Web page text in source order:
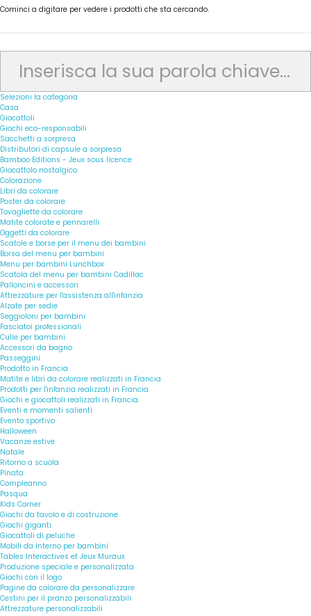
Cominci a digitare per vedere i prodotti che sta cercando.
Selezioni la categoria
Casa
Giocattoli
Giochi eco-responsabili
Sacchetti a sorpresa
Distributori di capsule a sorpresa
Bamboo Editions - Jeux sous licence
Giocattolo nostalgico
Colorazione
Libri da colorare
Poster da colorare
Tovagliette da colorare
Matite colorate e pennarelli
Oggetti da colorare
Scatole e borse per il menu dei bambini
Borsa del menu per bambini
Menu per bambini Lunchbox
Scatola del menu per bambini Cadillac
Palloncini e accessori
Attrezzature per l'assistenza all'infanzia
Alzate per sedie
Seggioloni per bambini
Fasciatoi professionali
Culle per bambini
Accessori da bagno
Passeggini
Prodotto in Francia
Matite e libri da colorare realizzati in Francia
Prodotti per l'infanzia realizzati in Francia
Giochi e giocattoli realizzati in Francia
Eventi e momenti salienti
Evento sportivo
Halloween
Vacanze estive
Natale
Ritorno a scuola
Pinata
Compleanno
Pasqua
Kids Corner
Giochi da tavolo e di costruzione
Giochi giganti
Giocattoli di peluche
Mobili da interno per bambini
Tables Interactives et Jeux Muraux
Produzione speciale e personalizzata
Giochi con il logo
Pagine da colorare da personalizzare
Cestini per il pranzo personalizzabili
Attrezzature personalizzabili